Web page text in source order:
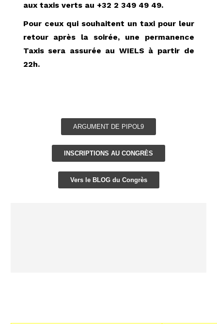
aux taxis verts au +32 2 349 49 49.
Pour ceux qui souhaitent un taxi pour leur
retour après la soirée, une permanence
Taxis sera assurée au WIELS à partir de
22h.
ARGUMENT DE PIPOL9
INSCRIPTIONS AU CONGRÈS
Vers le BLOG du Congrès